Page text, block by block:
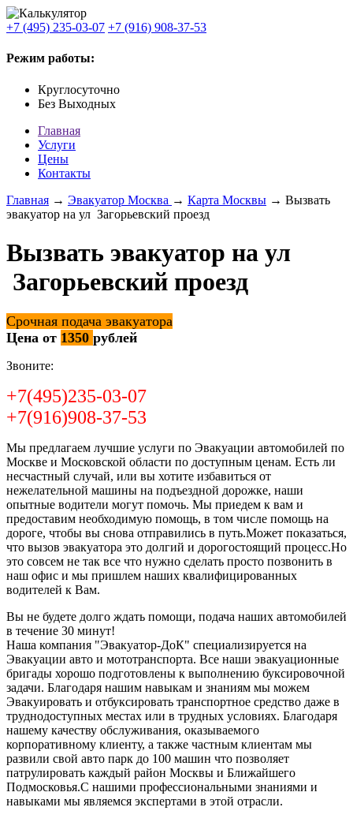
+7 (495) 235-03-07 +7 (916) 908-37-53
Режим работы:
Круглосуточно
Без Выходных
Главная
Услуги
Цены
Контакты
Главная → Эвакуатор Москва → Карта Москвы → Вызвать
эвакуатор на ул Загорьевский проезд
Вызвать эвакуатор на ул
Загорьевский проезд
Срочная подача эвакуатора
Цена от 1350 рублей
Звоните:
+7(495)235-03-07
+7(916)908-37-53
Мы предлагаем лучшие услуги по Эвакуации автомобилей по
Москве и Московской области по доступным ценам. Есть ли
несчастный случай, или вы хотите избавиться от
нежелательной машины на подъездной дорожке, наши
опытные водители могут помочь. Мы приедем к вам и
предоставим необходимую помощь, в том числе помощь на
дороге, чтобы вы снова отправились в путь.Может показаться,
что вызов эвакуатора это долгий и дорогостоящий процесс.Но
это совсем не так все что нужно сделать просто позвонить в
наш офис и мы пришлем наших квалифицированных
водителей к Вам.
Вы не будете долго ждать помощи, подача наших автомобилей
в течение 30 минут!
Наша компания "Эвакуатор-ДоК" специализируется на
Эвакуации авто и мототранспорта. Все наши эвакуационные
бригады хорошо подготовлены к выполнению буксировочной
задачи. Благодаря нашим навыкам и знаниям мы можем
Эвакуировать и отбуксировать транспортное средство даже в
труднодоступных местах или в трудных условиях. Благодаря
нашему качеству обслуживания, оказываемого
корпоративному клиенту, а также частным клиентам мы
развили свой авто парк до 100 машин что позволяет
патрулировать каждый район Москвы и Ближайшего
Подмосковья.С нашими профессиональными знаниями и
навыками мы являемся экспертами в этой отрасли.